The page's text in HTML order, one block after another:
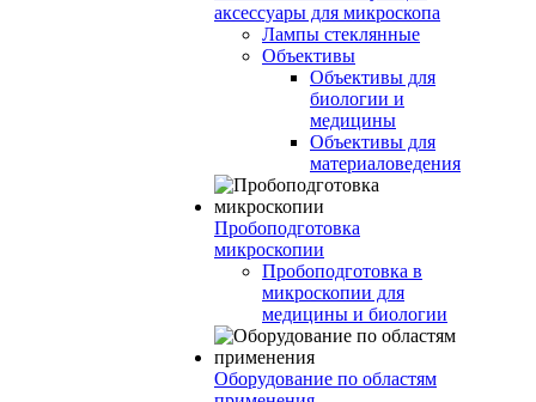
аксессуары для микроскопа
Лампы стеклянные
Объективы
Объективы для
биологии и
медицины
Объективы для
материаловедения
Пробоподготовка
микроскопии
Пробоподготовка в
микроскопии для
медицины и биологии
Оборудование по областям